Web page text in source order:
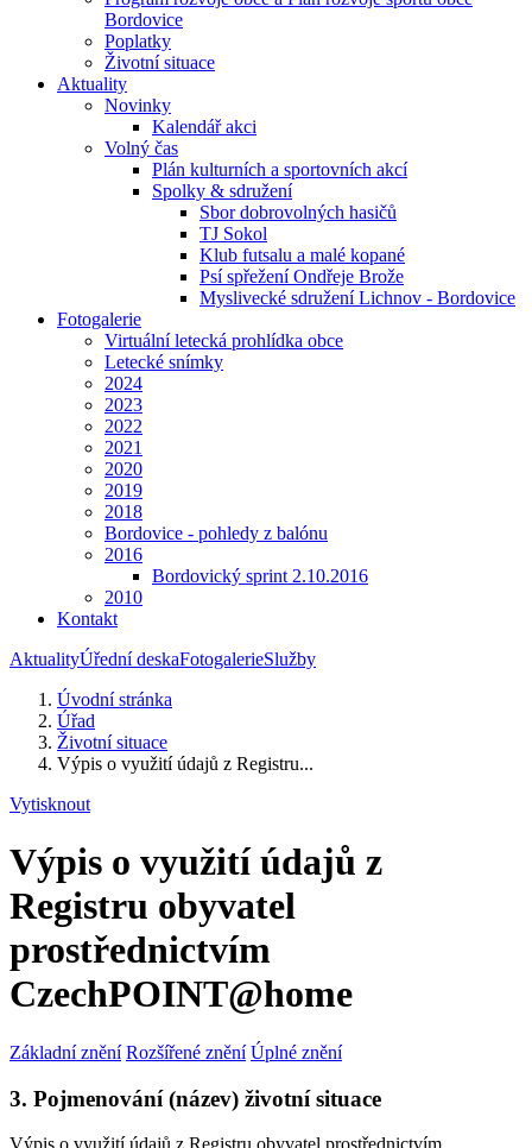
Bordovice
Poplatky
Životní situace
Aktuality
Novinky
Kalendář akci
Volný čas
Plán kulturních a sportovních akcí
Spolky & sdružení
Sbor dobrovolných hasičů
TJ Sokol
Klub futsalu a malé kopané
Psí spřežení Ondřeje Brože
Myslivecké sdružení Lichnov - Bordovice
Fotogalerie
Virtuální letecká prohlídka obce
Letecké snímky
2024
2023
2022
2021
2020
2019
2018
Bordovice - pohledy z balónu
2016
Bordovický sprint 2.10.2016
2010
Kontakt
AktualityÚřední deskaFotogalerieSlužby
Úvodní stránka
Úřad
Životní situace
Výpis o využití údajů z Registru...
Vytisknout
Výpis o využití údajů z
Registru obyvatel
prostřednictvím
CzechPOINT@home
Základní znění Rozšířené znění Úplné znění
3. Pojmenování (název) životní situace